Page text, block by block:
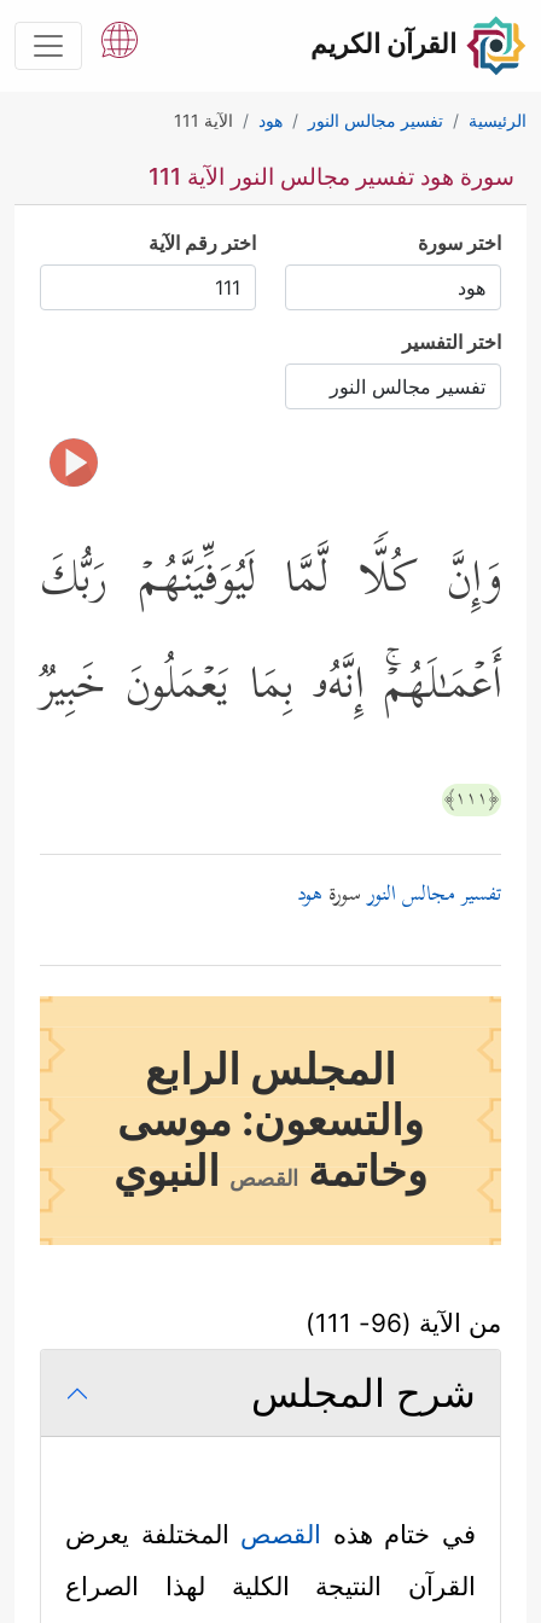
القرآن الكريم
الرئيسية تفسير مجالس النور هود الآية 111
سورة هود تفسير مجالس النور الآية 111
اختر سورة اختر رقم الآية
اختر التفسير
وَإِنَّ كُلࣰّا لَّمَّا لَیُوَفِّیَنَّهُمۡ رَبُّكَ
أَعۡمَـٰلَهُمۡۚ إِنَّهُۥ بِمَا یَعۡمَلُونَ خَبِیرࣱ
﴿١١١﴾
تفسير مجالس النورسورة هود
المجلس الرابع
والتسعون: موسى
وخاتمة
القصص النبوي
من الآية (96- 111)
شرح المجلس
في ختام هذه القصص المختلفة يعرض
القرآن النتيجة الكلية لهذا الصراع